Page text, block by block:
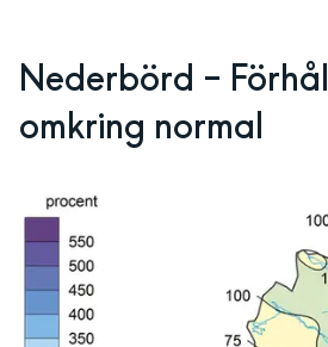
Nederbörd –
omkring normal